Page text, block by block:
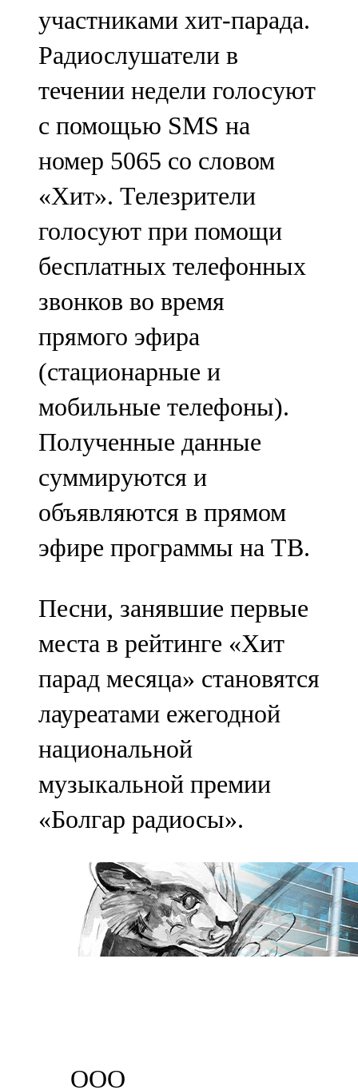
участниками хит-парада.
Радиослушатели в
течении недели голосуют
с помощью SMS на
номер 5065 со словом
«Хит». Телезрители
голосуют при помощи
бесплатных телефонных
звонков во время
прямого эфира
(стационарные и
мобильные телефоны).
Полученные данные
суммируются и
объявляются в прямом
эфире программы на ТВ.
Песни, занявшие первые
места в рейтинге «Хит
парад месяца» становятся
лауреатами ежегодной
национальной
музыкальной премии
«Болгар радиосы».
ООО